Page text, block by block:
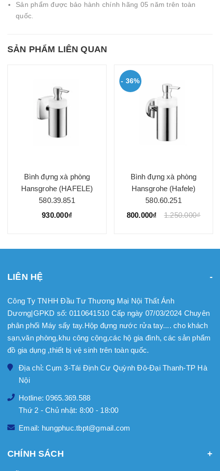
Sản phẩm được bảo hành chính hãng 05 năm trên toàn
quốc.
SẢN PHẨM LIÊN QUAN
Bình đựng xà phòng
Hansgrohe (HAFELE)
580.39.851
930.000₫
- 36%
Bình đựng xà phòng
Hansgrohe (Hafele)
580.60.251
800.000₫
1.250.000₫
LIÊN HỆ
Công Ty TNHH Đầu Tư Thương Mại Nội Thất Ánh
Dương|GPKD số: 0110641510 Cấp ngày 07/03/2024 Chuyên
phân phối Máy sấy tay.Hộp đựng nước rửa tay.... cho khách
sạn,văn phòng,khu công cộng,các hộ gia đình, các sản phẩm
đồ gia dụng ,thiết bị vệ sinh trên toàn quốc.
Địa chỉ: Cụm 3-Tái Định Cư Quỳnh Đô-Đại Thanh-TP Hà
Nội
Hotline: 0965.369.588
Thứ 2 - Chủ nhật: 8:00 - 18:00
Email: hungphuc.tbpt@gmail.com
CHÍNH SÁCH